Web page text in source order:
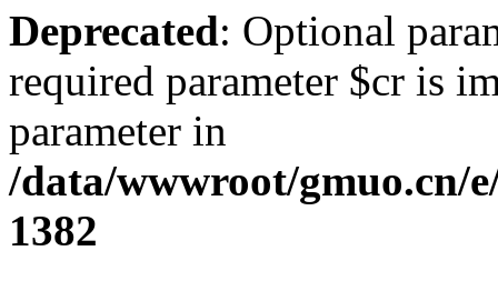
Deprecated: Optional
required parameter $cr is
parameter in
/data/wwwroot/gmuo.cn/
1382